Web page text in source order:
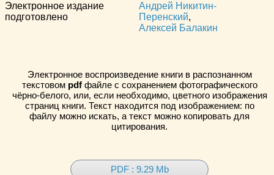
Электронное издание
подготовлено
Андрей Никитин-
Перенский,
Алексей Балакин
Электронное воспроизведение книги в распознанном
текстовом pdfфайле с сохранением фотографического
чёрно-белого, или, если необходимо, цветного изображения
страниц книги. Текст находится под изображением: по
файлу можно искать, а текст можно копировать для
цитирования.
PDF : 9.29 Mb